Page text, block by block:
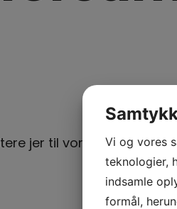
jer til vores ordinære
Vi og vores
teknologier,
indsamle
formål,